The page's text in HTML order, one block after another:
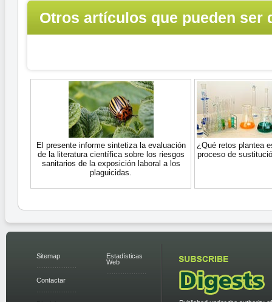
Otros artículos que pueden ser
El presente informe sintetiza la evaluación
de la literatura científica sobre los riesgos
sanitarios de la exposición laboral a los
plaguicidas.
¿Qué retos plantea
proceso de
Sitemap
Contactar
Estadísticas
Web